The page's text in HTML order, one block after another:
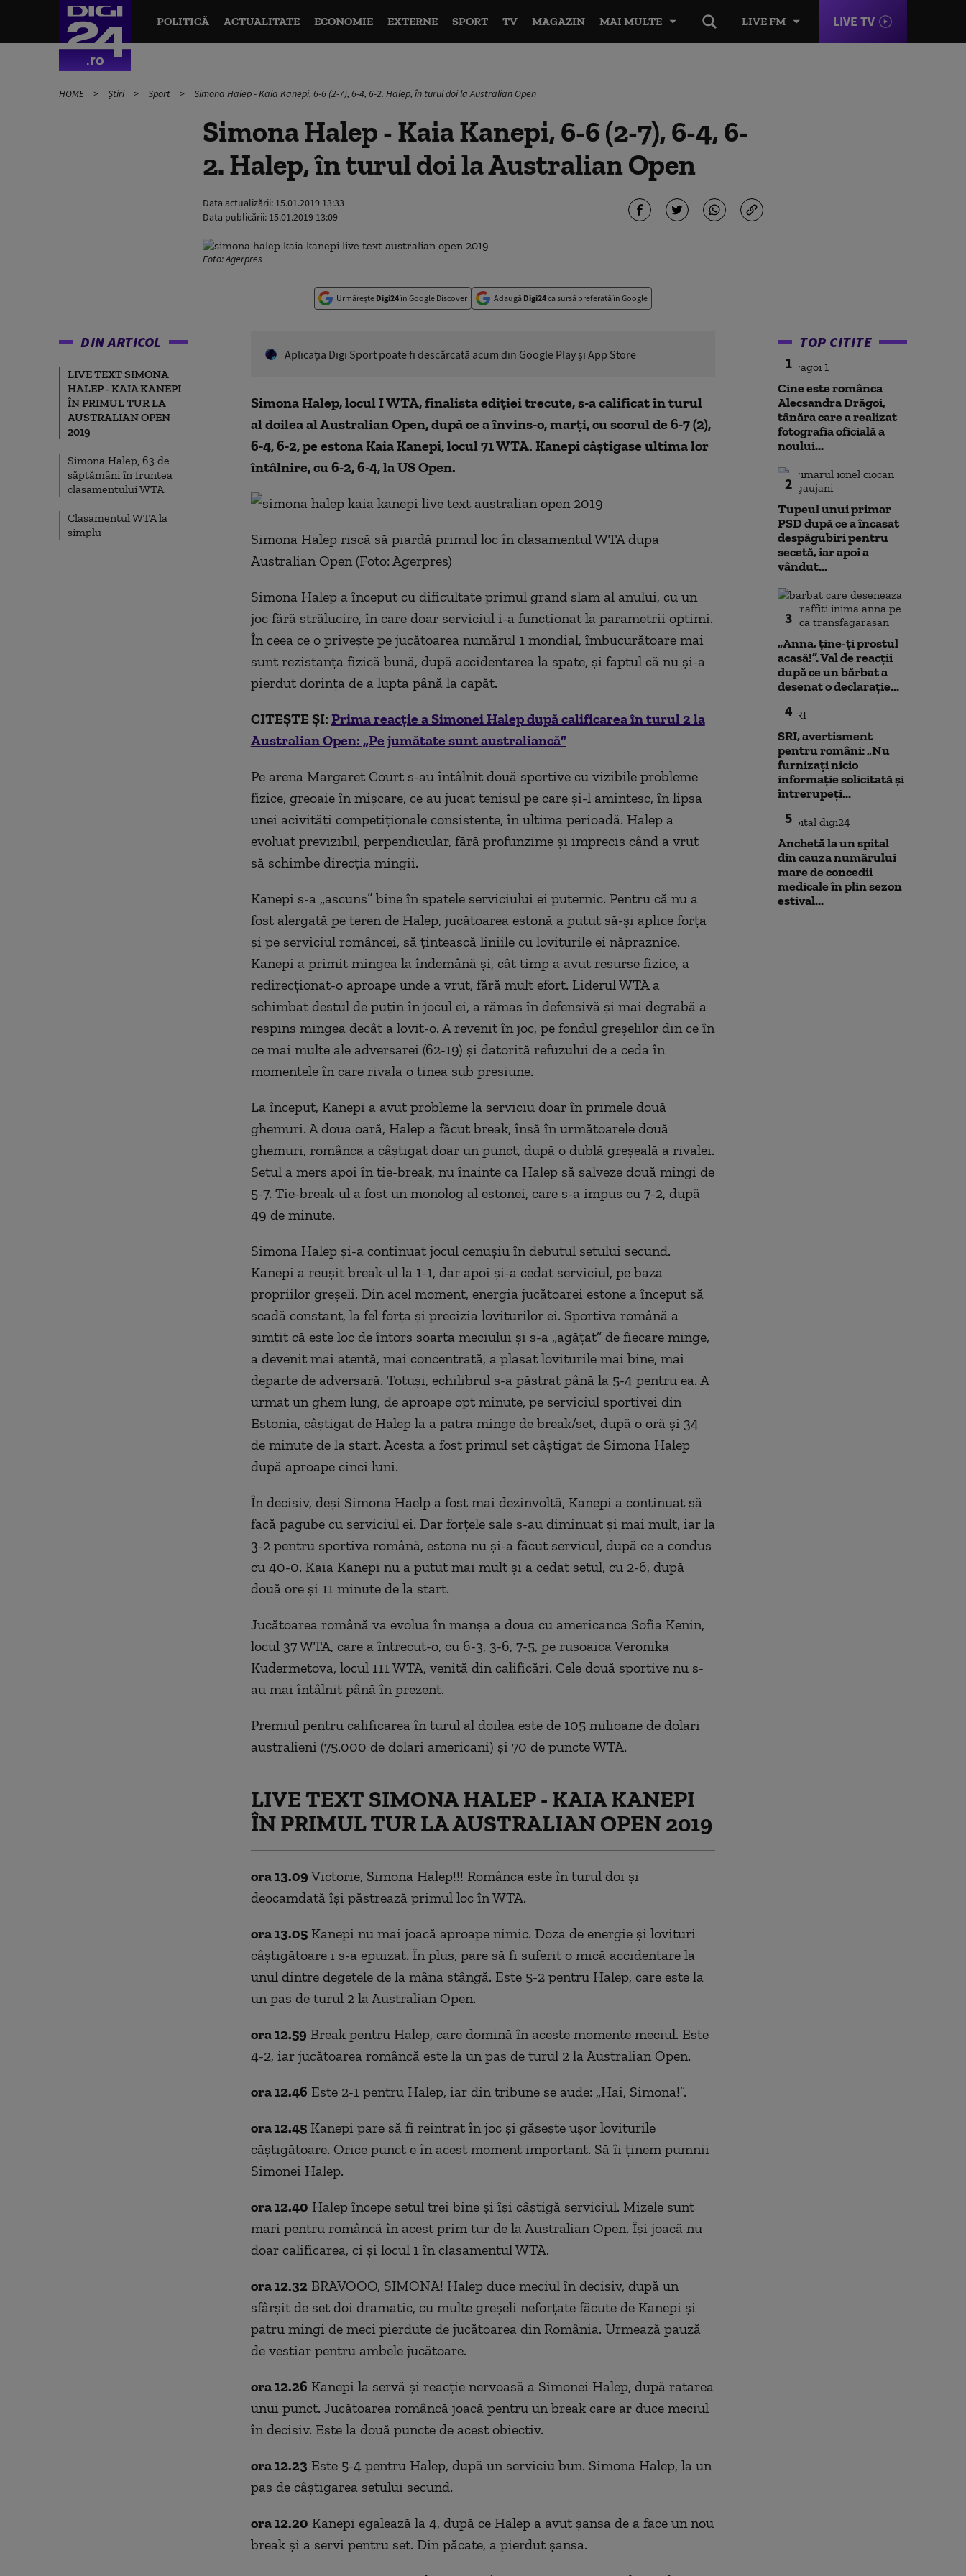
LIVE FM LIVE TV
POLITICĂ ACTUALITATE ECONOMIE EXTERNE SPORT TV MAGAZIN MAI MULTE
HOME Știri Sport Simona Halep - Kaia Kanepi, 6-6 (2-7), 6-4, 6-2. Halep, în turul doi la Australian Open
Simona Halep - Kaia Kanepi, 6-6 (2-7), 6-4, 6-
2. Halep, în turul doi la Australian Open
Data actualizării: 15.01.2019 13:33
Data publicării: 15.01.2019 13:09
Foto: Agerpres
Urmărește Digi24în Google Discover Adaugă Digi24ca sursă preferată în Google
DIN ARTICOL
LIVE TEXT SIMONA
HALEP - KAIA KANEPI
ÎN PRIMUL TUR LA
AUSTRALIAN OPEN
2019
Simona Halep, 63 de
săptămâni în fruntea
clasamentului WTA
Clasamentul WTA la
simplu
Aplicaţia Digi Sport poate fi descărcată acum din Google Play şi App Store
Simona Halep, locul I WTA, finalista ediţiei trecute, s-a calificat în turul
al doilea al Australian Open, după ce a învins-o, marţi, cu scorul de 6-7 (2),
6-4, 6-2, pe estona Kaia Kanepi, locul 71 WTA. Kanepi câştigase ultima lor
întâlnire, cu 6-2, 6-4, la US Open.
Simona Halep riscă să piardă primul loc în clasamentul WTA dupa
Australian Open (Foto: Agerpres)
Simona Halep a început cu dificultate primul grand slam al anului, cu un
joc fără strălucire, în care doar serviciul i-a funcţionat la parametrii optimi.
În ceea ce o priveşte pe jucătoarea numărul 1 mondial, îmbucurătoare mai
sunt rezistanţa fizică bună, după accidentarea la spate, şi faptul că nu şi-a
pierdut dorinţa de a lupta până la capăt.
CITEȘTE ȘI: Prima reacție a Simonei Halep după calificarea în turul 2 la
Australian Open: „Pe jumătate sunt australiancă”
Pe arena Margaret Court s-au întâlnit două sportive cu vizibile probleme
fizice, greoaie în mişcare, ce au jucat tenisul pe care şi-l amintesc, în lipsa
unei acivităţi competiţionale consistente, în ultima perioadă. Halep a
evoluat previzibil, perpendicular, fără profunzime şi imprecis când a vrut
să schimbe direcţia mingii.
Kanepi s-a „ascuns” bine în spatele serviciului ei puternic. Pentru că nu a
fost alergată pe teren de Halep, jucătoarea estonă a putut să-şi aplice forţa
şi pe serviciul româncei, să ţintească liniile cu loviturile ei năpraznice.
Kanepi a primit mingea la îndemână şi, cât timp a avut resurse fizice, a
redirecţionat-o aproape unde a vrut, fără mult efort. Liderul WTA a
schimbat destul de puţin în jocul ei, a rămas în defensivă şi mai degrabă a
respins mingea decât a lovit-o. A revenit în joc, pe fondul greşelilor din ce în
ce mai multe ale adversarei (62-19) şi datorită refuzului de a ceda în
momentele în care rivala o ţinea sub presiune.
La început, Kanepi a avut probleme la serviciu doar în primele două
ghemuri. A doua oară, Halep a făcut break, însă în următoarele două
ghemuri, românca a câştigat doar un punct, după o dublă greşeală a rivalei.
Setul a mers apoi în tie-break, nu înainte ca Halep să salveze două mingi de
5-7. Tie-break-ul a fost un monolog al estonei, care s-a impus cu 7-2, după
49 de minute.
Simona Halep şi-a continuat jocul cenuşiu în debutul setului secund.
Kanepi a reuşit break-ul la 1-1, dar apoi şi-a cedat serviciul, pe baza
propriilor greşeli. Din acel moment, energia jucătoarei estone a început să
scadă constant, la fel forţa şi precizia loviturilor ei. Sportiva română a
simţit că este loc de întors soarta meciului şi s-a „agăţat” de fiecare minge,
a devenit mai atentă, mai concentrată, a plasat loviturile mai bine, mai
departe de adversară. Totuşi, echilibrul s-a păstrat până la 5-4 pentru ea. A
urmat un ghem lung, de aproape opt minute, pe serviciul sportivei din
Estonia, câştigat de Halep la a patra minge de break/set, după o oră şi 34
de minute de la start. Acesta a fost primul set câştigat de Simona Halep
după aproape cinci luni.
În decisiv, deşi Simona Haelp a fost mai dezinvoltă, Kanepi a continuat să
facă pagube cu serviciul ei. Dar forţele sale s-au diminuat şi mai mult, iar la
3-2 pentru sportiva română, estona nu şi-a făcut servicul, după ce a condus
cu 40-0. Kaia Kanepi nu a putut mai mult şi a cedat setul, cu 2-6, după
două ore şi 11 minute de la start.
Jucătoarea română va evolua în manşa a doua cu americanca Sofia Kenin,
locul 37 WTA, care a întrecut-o, cu 6-3, 3-6, 7-5, pe rusoaica Veronika
Kudermetova, locul 111 WTA, venită din calificări. Cele două sportive nu s-
au mai întâlnit până în prezent.
Premiul pentru calificarea în turul al doilea este de 105 milioane de dolari
australieni (75.000 de dolari americani) şi 70 de puncte WTA.
LIVE TEXT SIMONA HALEP - KAIA KANEPI
ÎN PRIMUL TUR LA AUSTRALIAN OPEN 2019
ora 13.09 Victorie, Simona Halep!!! Românca este în turul doi și
deocamdată își păstrează primul loc în WTA.
ora 13.05Kanepi nu mai joacă aproape nimic. Doza de energie și lovituri
câștigătoare i s-a epuizat. În plus, pare să fi suferit o mică accidentare la
unul dintre degetele de la mâna stângă. Este 5-2 pentru Halep, care este la
un pas de turul 2 la Australian Open.
ora 12.59 Break pentru Halep, care domină în aceste momente meciul. Este
4-2, iar jucătoarea româncă este la un pas de turul 2 la Australian Open.
ora 12.46 Este 2-1 pentru Halep, iar din tribune se aude: „Hai, Simona!”.
ora 12.45Kanepi pare să fi reintrat în joc și găsește ușor loviturile
căștigătoare. Orice punct e în acest moment important. Să îi ținem pumnii
Simonei Halep.
ora 12.40 Halep începe setul trei bine și își câștigă serviciul. Mizele sunt
mari pentru româncă în acest prim tur de la Australian Open. Își joacă nu
doar calificarea, ci și locul 1 în clasamentul WTA.
ora 12.32BRAVOOO, SIMONA! Halep duce meciul în decisiv, după un
sfârșit de set doi dramatic, cu multe greșeli neforțate făcute de Kanepi și
patru mingi de meci pierdute de jucătoarea din România. Urmează pauză
de vestiar pentru ambele jucătoare.
ora 12.26 Kanepi la servă și reacție nervoasă a Simonei Halep, după ratarea
unui punct. Jucătoarea româncă joacă pentru un break care ar duce meciul
în decisiv. Este la două puncte de acest obiectiv.
ora 12.23 Este 5-4 pentru Halep, după un serviciu bun. Simona Halep, la un
pas de câștigarea setului secund.
ora 12.20 Kanepi egalează la 4, după ce Halep a avut șansa de a face un nou
break și a servi pentru set. Din păcate, a pierdut șansa.
TOP CITITE
1
Cine este românca
Alecsandra Drăgoi,
tânăra care a realizat
fotografia oficială a
noului...
2
Tupeul unui primar
PSD după ce a încasat
despăgubiri pentru
secetă, iar apoi a
vândut...
3
„Anna, ţine-ţi prostul
acasă!”. Val de reacții
după ce un bărbat a
desenat o declarație...
4
SRI, avertisment
pentru români: „Nu
furnizați nicio
informație solicitată și
întrerupeți...
5
Anchetă la un spital
din cauza numărului
mare de concedii
medicale în plin sezon
estival...